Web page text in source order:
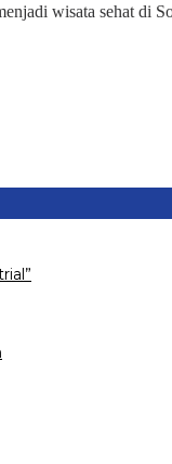
wisata sehat di